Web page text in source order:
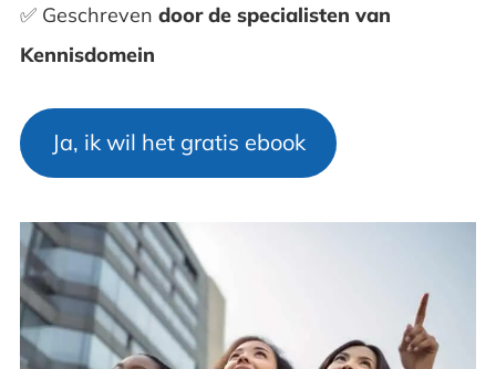
✅ Geschreven door de specialisten van
Kennisdomein
Ja, ik wil het gratis ebook